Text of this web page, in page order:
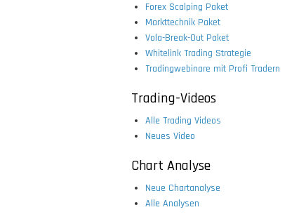
Forex Scalping Paket
Markttechnik Paket
Vola-Break-Out Paket
Whitelink Trading Strategie
Tradingwebinare mit Profi Tradern
Trading-Videos
Alle Trading Videos
Neues Video
Chart Analyse
Neue Chartanalyse
Alle Analysen